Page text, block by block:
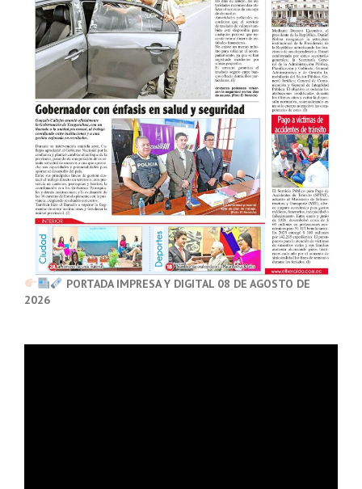
PORTADA IMPRESA Y DIGITAL 08 DE AGOSTO DE
2026